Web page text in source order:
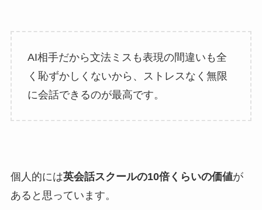
AI相手だから文法ミスも表現の間違いも全
く恥ずかしくないから、ストレスなく無限
に会話できるのが最高です。
個人的には英会話スクールの10倍くらいの価値が
あると思っています。